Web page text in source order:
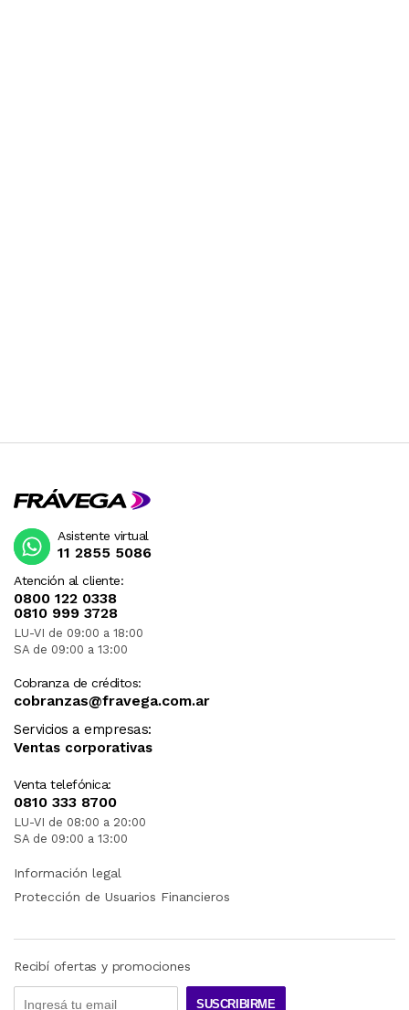
DE TOMA indicadas en la etiqueta. Tu bienestar
máximo.
- Información en tu Idioma: Todas las
advertencias y la forma de consumo del
producto están claramente indicadas en
ESPAÑOL en el rótulo del envase.
- Complemento, no Reemplazo: Este producto
no debe ser considerado un REEMPLAZO DE LA
alcanzar tus objetivos nutricionales y potenciar
tu rendimiento.
- Atención Especial: Si estás EMBARAZADA o en
PERIODO DE LACTANCIA, te recomendamos
consultar con un MÉDICO o NUTRICIONISTA
antes de consumir el producto.
MÉDICO o NUTRICIONISTA antes de incorporar
Atención al cliente:
0800 122 0338
0810 999 3728
LU-VI de 09:00 a 18:00
SA de 09:00 a 13:00
Cobranza de créditos:
cobranzas@fravega.com.ar
Servicios a empresas:
Ventas corporativas
Venta telefónica:
0810 333 8700
LU-VI de 08:00 a 20:00
SA de 09:00 a 13:00
Asistente virtual
11 2855 5086
Información legal
Protección de Usuarios Financieros
Recibí ofertas y promociones
SUSCRIBIRME